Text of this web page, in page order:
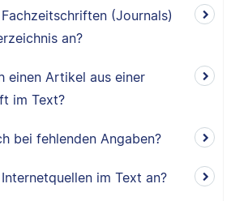
(Journals)
an?
einen Artikel aus einer
im Text?
bei fehlenden Angaben?
im Text an?